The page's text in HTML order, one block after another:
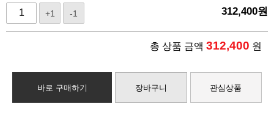
+1 -1 312,400원
총 상품 금액 312,400 원
바로 구매하기 장바구니 관심상품